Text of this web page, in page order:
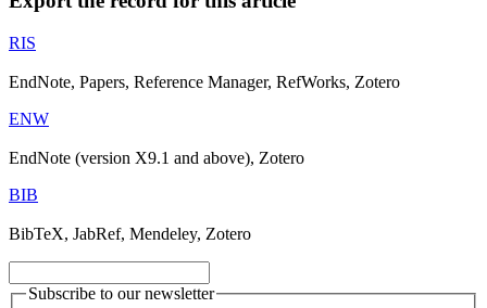
RIS
EndNote, Papers, Reference Manager, RefWorks, Zotero
ENW
EndNote (version X9.1 and above), Zotero
BIB
BibTeX, JabRef, Mendeley, Zotero
Subscribe to our newsletter